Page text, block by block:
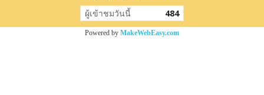
ผู้เข้าชมวันนี้ 484
Powered by MakeWebEasy.com